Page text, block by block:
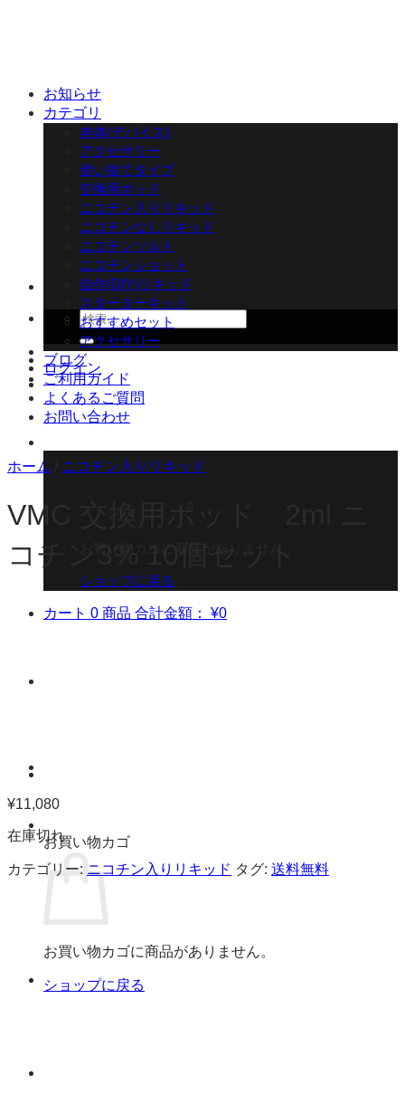
検
索
対
象:
ログイン
ショップに戻る
カート 0 商品 合計金額： ¥0
お買い物カゴ
お買い物カゴに商品がありません。
ショップに戻る
お知らせ
カテゴリ
本体(デバイス)
アクセサリー
使い捨てタイプ
交換用ポッド
ニコチン入りリキッド
ニコチンなしリキッド
ニコチンソルト
ニコチンショット
自作(DIY)リキッド
スターターキット
おすすめセット
アクセサリー
ブログ
ご利用ガイド
よくあるご質問
お問い合わせ
ホーム ニコチン入りリキッド
VMC 交換用ポッド 2ml ニ
コチン3% 10個セット
¥11,080
在庫切れ
カテゴリー: ニコチン入りリキッド タグ: 送料無料